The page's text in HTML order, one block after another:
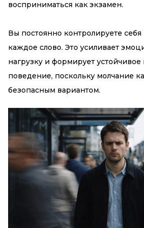
восприниматься как экзамен.
Вы постоянно контролируете себя
каждое слово. Это усиливает
нагрузку и формирует
поведение, поскольку молчание
безопасным вариантом.